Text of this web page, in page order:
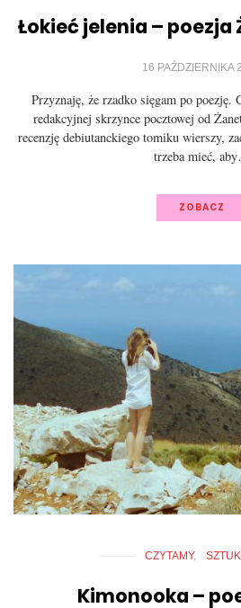
Łokieć jelenia – poezja
16 PAŹDZIERNIKA
Przyznaję, że rzadko sięgam po poezję.
redakcyjnej skrzynce pocztowej od
recenzję debiutanckiego tomiku wierszy,
trzeba mieć,
ZOBACZ
CZYTAMY
Kimonooka –